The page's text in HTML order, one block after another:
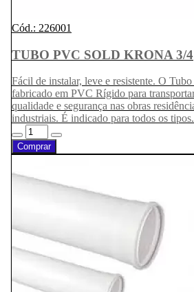
Cód.: 226001
TUBO PVC SOLD KRONA 3/4
Fácil de instalar, leve e resistente. O
fabricado em PVC Rígido para
qualidade e segurança nas obras
industriais. É indicado para todos os
Comprar